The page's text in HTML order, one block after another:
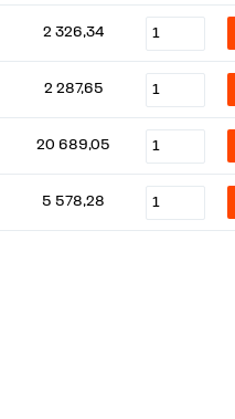
2 326,34
2 287,65
20 689,05
5 578,28